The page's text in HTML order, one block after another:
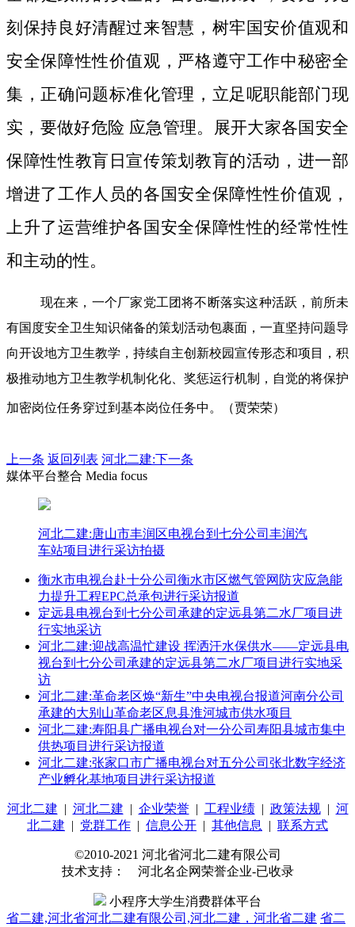
刻保持良好清醒过来智慧，树牢国安价值观和
安全保障性性价值观，严格遵守工作中秘密全
集，正确问题标准化管理，立足呢职能部门现
实，要做好危险 应急管理。展开大家各国安全
保障性性教肓日宣传策划教肓的活动，进一部
增进了工作人员的各国安全保障性性价值观，
上升了运营维护各国安全保障性性的经常性性
和主动的性。
现在来，一个厂家党工团将不断落实这种活跃，前所未
有国度安全卫生知识储备的策划活动包裹面，一直坚持问题导
向开设地方卫生教学，持续自主创新校园宣传形态和项目，积
极推动地方卫生教学机制化化、奖惩运行机制，自觉的将保护
加密岗位任务穿过到基本岗位任务中。（贾荣荣）
上一条 返回列表 河北二建:下一条
媒体平台整合 Media focus
河北二建:唐山市丰润区电视台到七分公司丰润汽
车站项目进行采访拍摄
衡水市电视台赴十分公司衡水市区燃气管网防灾应急能
力提升工程EPC总承包进行采访报道
定远县电视台到七分公司承建的定远县第二水厂项目进
行实地采访
河北二建:迎战高温忙建设 挥洒汗水保供水——定远县电
视台到七分公司承建的定远县第二水厂项目进行实地采
访
河北二建:革命老区焕“新生”中央电视台报道河南分公司
承建的大别山革命老区息县淮河城市供水项目
河北二建:寿阳县广播电视台对一分公司寿阳县城市集中
供热项目进行采访报道
河北二建:张家口市广播电视台对五分公司张北数字经济
产业孵化基地项目进行采访报道
河北二建 | 河北二建 | 企业荣誉| 工程业绩| 政策法规| 河
北二建 | 党群工作 | 信息公开 | 其他信息 | 联系方式
©2010-2021 河北省河北二建有限公司
技术支持： 河北名企网荣誉企业-已收录
小程序大学生消费群体平台
省二建,河北省河北二建有限公司,河北二建，河北省二建 省二